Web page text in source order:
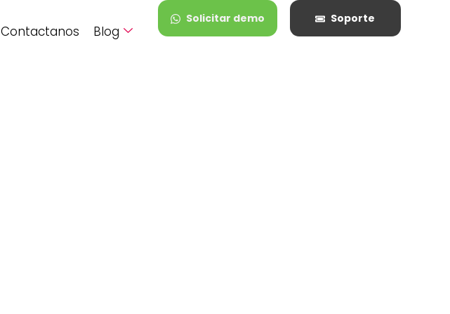
Contactanos Blog
Solicitar demo Soporte